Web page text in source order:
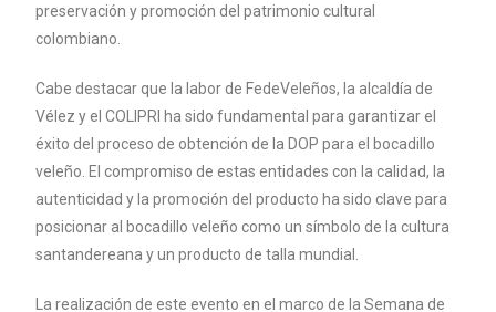
preservación y promoción del patrimonio cultural
colombiano.
Cabe destacar que la labor de FedeVeleños, la alcaldía de
Vélez y el COLIPRI ha sido fundamental para garantizar el
éxito del proceso de obtención de la DOP para el bocadillo
veleño. El compromiso de estas entidades con la calidad, la
autenticidad y la promoción del producto ha sido clave para
posicionar al bocadillo veleño como un símbolo de la cultura
santandereana y un producto de talla mundial.
La realización de este evento en el marco de la Semana de